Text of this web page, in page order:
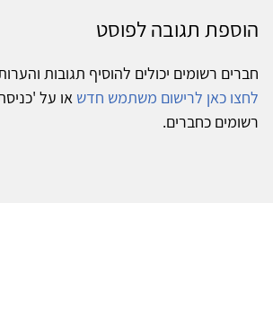
הוספת תגובה לפוסט
חברים רשומים יכולים להוסיף תגובות
לחצו כאן לרישום משתמש חדש או על
רשומים כחברים.